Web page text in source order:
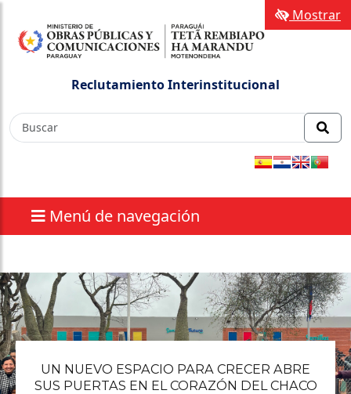
Reclutamiento Interinstitucional
Menú de navegación
Mostrar
UN NUEVO ESPACIO PARA CRECER ABRE
SUS PUERTAS EN EL CORAZÓN DEL CHACO